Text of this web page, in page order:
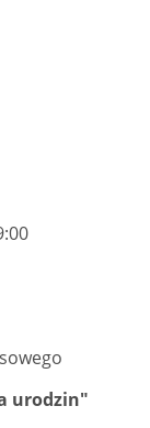
urodzin"